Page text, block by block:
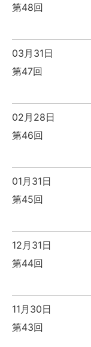
第48回
03月31日
第47回
02月28日
第46回
01月31日
第45回
12月31日
第44回
11月30日
第43回